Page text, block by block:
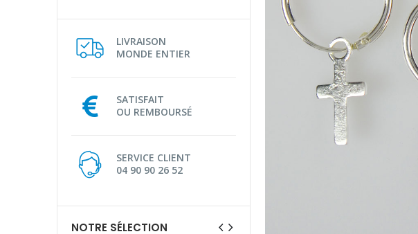
LIVRAISON
MONDE ENTIER
SATISFAIT
OU REMBOURSÉ
SERVICE CLIENT
04 90 90 26 52
NOTRE SÉLECTION